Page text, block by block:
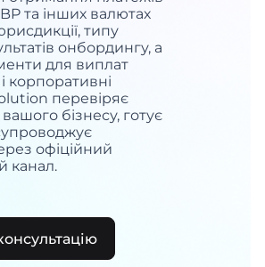
та інших валютах
типу
онбордингу, а
для виплат
корпоративні
перевіряє
вашого бізнесу, готує
офіційний
канал.